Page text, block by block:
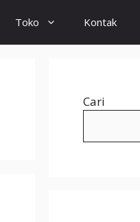
Toko Kontak
Cari